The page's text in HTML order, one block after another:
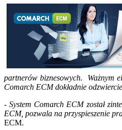
partnerów biznesowych. Ważnym
Comarch ECM dokładnie
-System Comarch ECM został
ECM, pozwala na przyspieszenie
ECM.